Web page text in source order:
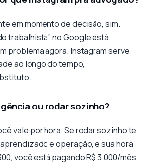
em momento de decisão, sim.
trabalhista” no Google está
problema agora. Instagram serve
ao longo do tempo,
ou rodar sozinho?
vale por hora. Se rodar sozinho te
e operação, e sua hora
você está pagando R$ 3.000/mês